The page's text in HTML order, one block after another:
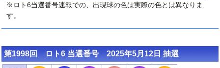
※ロト6当選番号速報での、出現球の色は実際の色とは異なりま
す。
第1998回 ロト6 当選番号 2025年5月12日 抽選